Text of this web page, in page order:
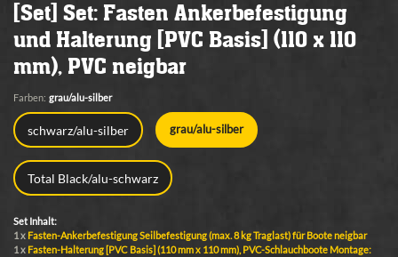
[Set] Set: Fasten Ankerbefestigung
und Halterung [PVC Basis] (110 x 110
mm), PVC neigbar
Farben: grau/alu-silber
schwarz/alu-silber grau/alu-silber
Total Black/alu-schwarz
Set Inhalt:
1 x Fasten-Ankerbefestigung Seilbefestigung (max. 8 kg Traglast) für Boote neigbar
1 x Fasten-Halterung [PVC Basis] (110 mm x 110 mm), PVC-Schlauchboote Montage: